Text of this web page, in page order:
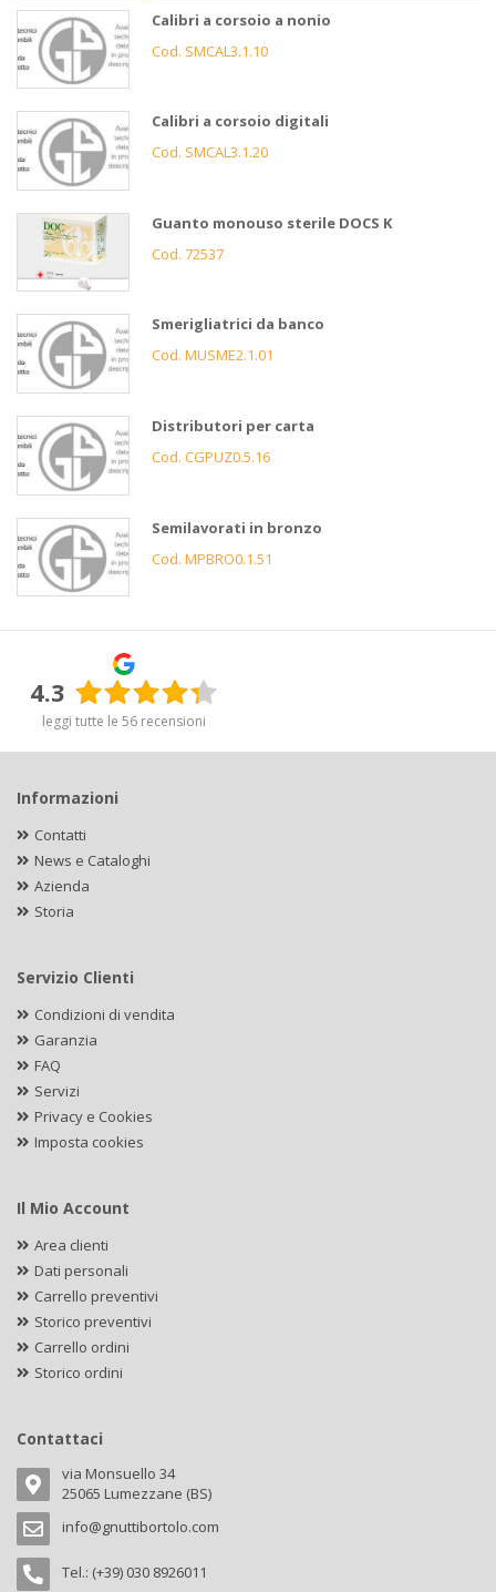
Calibri a corsoio a nonio
Cod. SMCAL3.1.10
Calibri a corsoio digitali
Cod. SMCAL3.1.20
Guanto monouso sterile DOCS K
Cod. 72537
Smerigliatrici da banco
Cod. MUSME2.1.01
Distributori per carta
Cod. CGPUZ0.5.16
Semilavorati in bronzo
Cod. MPBRO0.1.51
4.3
leggi tutte le 56 recensioni
Informazioni
Contatti
News e Cataloghi
Azienda
Storia
Servizio Clienti
Condizioni di vendita
Garanzia
FAQ
Servizi
Privacy e Cookies
Imposta cookies
Il Mio Account
Area clienti
Dati personali
Carrello preventivi
Storico preventivi
Carrello ordini
Storico ordini
Contattaci
via Monsuello 34
25065 Lumezzane (BS)
info@gnuttibortolo.com
Tel.: (+39) 030 8926011